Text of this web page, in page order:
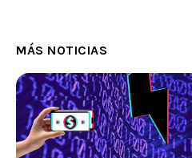
MÁS NOTICIAS